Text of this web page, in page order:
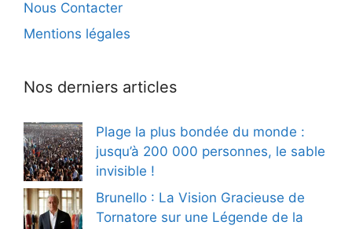
Nous Contacter
Mentions légales
Nos derniers articles
Plage la plus bondée du monde :
jusqu’à 200 000 personnes, le sable
invisible !
Brunello : La Vision Gracieuse de
Tornatore sur une Légende de la